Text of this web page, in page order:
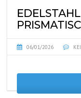
06/01/2026